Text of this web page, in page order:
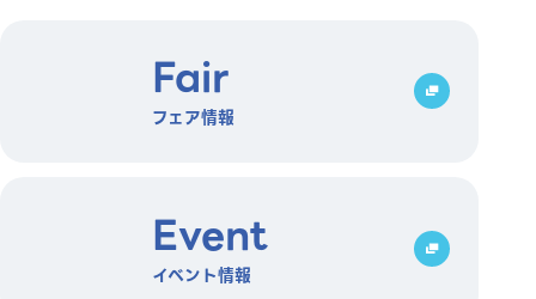
Fair
フェア情報
Event
イベント情報